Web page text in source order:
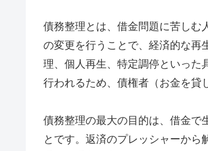
債務整理とは、借金問題に苦しむ
の変更を行うことで、経済的な再
理、個人再生、特定調停といった
行われるため、債権者（お金を貸
債務整理の最大の目的は、借金で
とです。返済のプレッシャーか